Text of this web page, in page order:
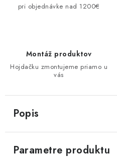
pri objednávke nad 1200€
Montáž produktov
Hojdačku zmontujeme priamo u
vás
Popis
Parametre produktu